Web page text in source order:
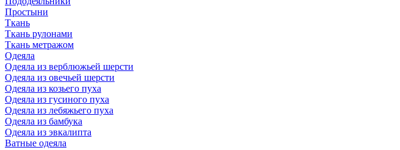
Простыни
Ткань
Ткань рулонами
Ткань метражом
Одеяла
Одеяла из верблюжьей шерсти
Одеяла из овечьей шерсти
Одеяла из козьего пуха
Одеяла из гусиного пуха
Одеяла из лебяжьего пуха
Одеяла из бамбука
Одеяла из эвкалипта
Ватные одеяла